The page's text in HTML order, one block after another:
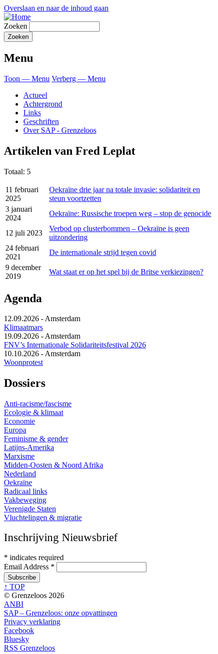
Overslaan en naar de inhoud gaan
Zoeken
Menu
Toon — Menu Verberg — Menu
Actueel
Achtergrond
Links
Geschriften
Over SAP - Grenzeloos
Artikelen van Fred Leplat
Totaal: 5
11 februari
2025
Oekraïne drie jaar na totale invasie: solidariteit en
steun voortzetten
3 januari
2024
Oekraïne: Russische troepen weg ‒ stop de genocide
12 juli 2023
Verbod op clusterbommen ‒ Oekraïne is geen
uitzondering
24 februari
2021
De internationale strijd tegen covid
9 december
2019
Wat staat er op het spel bij de Britse verkiezingen?
Agenda
12.09.2026 -Amsterdam
Klimaatmars
19.09.2026 -Amsterdam
FNV’s Internationale Solidariteitsfestival 2026
10.10.2026 -Amsterdam
Woonprotest
Dossiers
Anti-racisme/fascisme
Ecologie & klimaat
Economie
Europa
Feminisme & gender
Latijns-Amerika
Marxisme
Midden-Oosten & Noord Afrika
Nederland
Oekraïne
Radicaal links
Vakbeweging
Verenigde Staten
Vluchtelingen & migratie
Inschrijving Nieuwsbrief
* indicates required
Email Address *
↑ TOP
© Grenzeloos 2026
ANBI
SAP – Grenzeloos: onze opvattingen
Privacy verklaring
Facebook
Bluesky
RSS Grenzeloos